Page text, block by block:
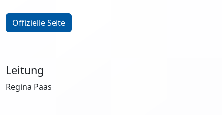
Offizielle Seite
Leitung
Regina Paas